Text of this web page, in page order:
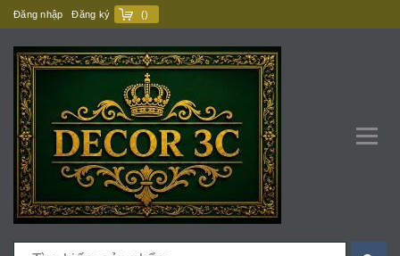
Đăng nhập Đăng ký ()